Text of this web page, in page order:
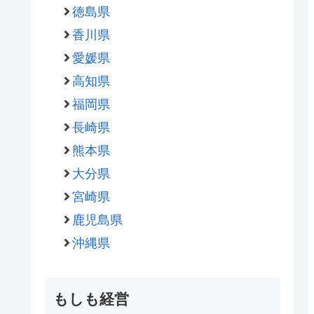
徳島県
香川県
愛媛県
高知県
福岡県
長崎県
熊本県
大分県
宮崎県
鹿児島県
沖縄県
もしも経営